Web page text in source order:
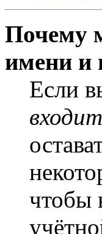
Почему
имени и
Если
чтобы